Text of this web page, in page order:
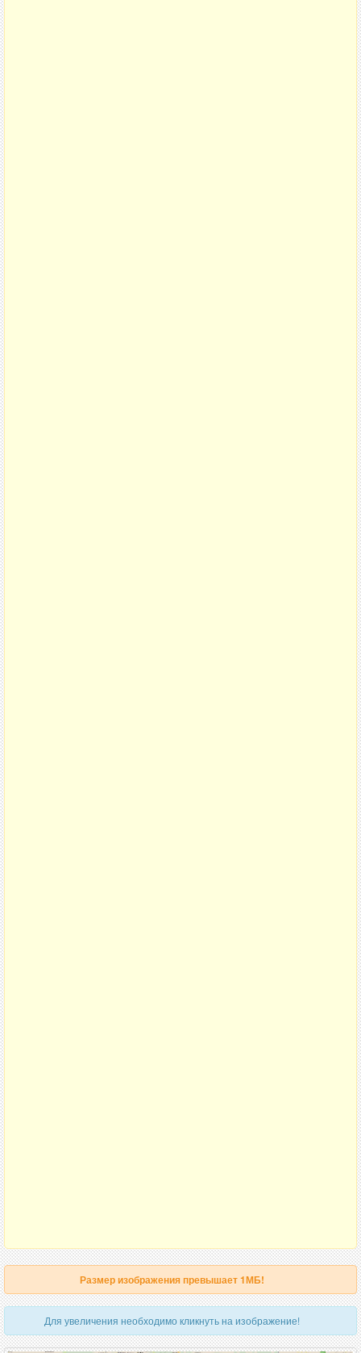
Размер изображения превышает 1МБ!
Для увеличения необходимо кликнуть на изображение!